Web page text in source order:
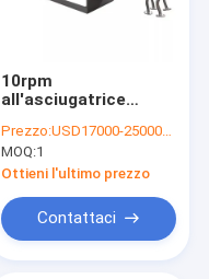
10rpm
all'asciugatrice
d'energia del fango
dell'essiccatore
vuoto della pagaia di
25rpm 4KW
Prezzo:USD17000-25000/set
MOQ:1
Ottieni l'ultimo prezzo
Contattaci